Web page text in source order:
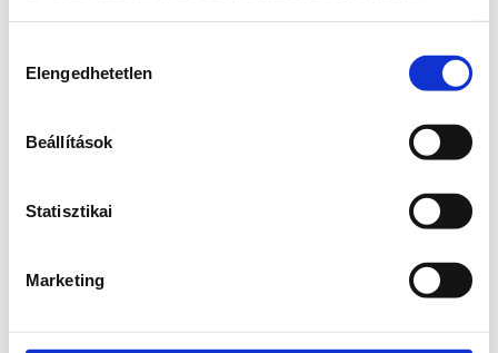
kiválasztása
Elengedhetetlen
Beállítások
Statisztikai
Marketing
loadingwww.bicapp.hu
(see the browser console for more